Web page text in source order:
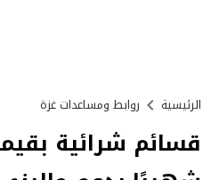
الرئيسية روابط ومساعدات غزة